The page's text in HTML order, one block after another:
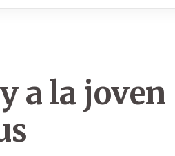
a la joven